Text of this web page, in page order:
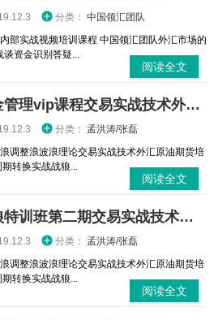
分类： 中国领汇团队
部实战视频培训课程 中国领汇团队外汇市场的
谈资金识别答疑...
阅读全文
易坤金融孤狼张磊资金管理vip课程交易实战技术外汇原油期货培训视频
分类： 孟洪涛/张磊
调整浪波浪理论交易实战技术外汇原油期货培
转换实战战狼...
阅读全文
易坤金融孤狼张磊战狼特训班第二期交易实战技术外汇原油期货培训视频
分类： 孟洪涛/张磊
调整浪波浪理论交易实战技术外汇原油期货培
转换实战战狼...
阅读全文